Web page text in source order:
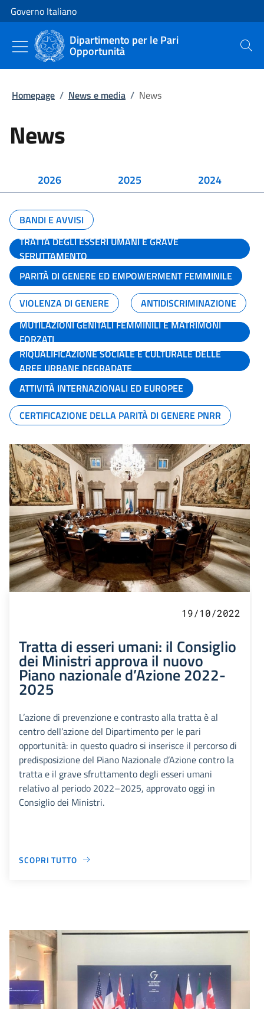
Vai al contenuto
Vai alla navigazione del sito
Governo Italiano
Dipartimento per le Pari
Opportunità Cerca
Homepage / News e media / News
News
2026 2025 2024
BANDI E AVVISI
TRATTA DEGLI ESSERI UMANI E GRAVE
SFRUTTAMENTO
PARITÀ DI GENERE ED EMPOWERMENT FEMMINILE
VIOLENZA DI GENERE
ANTIDISCRIMINAZIONE
MUTILAZIONI GENITALI FEMMINILI E MATRIMONI
FORZATI
RIQUALIFICAZIONE SOCIALE E CULTURALE DELLE
AREE URBANE DEGRADATE
ATTIVITÀ INTERNAZIONALI ED EUROPEE
CERTIFICAZIONE DELLA PARITÀ DI GENERE PNRR
19/10/2022
Tratta di esseri umani: il Consiglio
dei Ministri approva il nuovo
Piano nazionale d’Azione 2022-
2025
L’azione di prevenzione e contrasto alla tratta è al
centro dell’azione del Dipartimento per le pari
opportunità: in questo quadro si inserisce il percorso di
predisposizione del Piano Nazionale d’Azione contro la
tratta e il grave sfruttamento degli esseri umani
relativo al periodo 2022–2025, approvato oggi in
Consiglio dei Ministri.
SCOPRI TUTTO